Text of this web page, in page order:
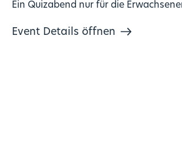
Ein Quizabend nur für die
Event Details öffnen